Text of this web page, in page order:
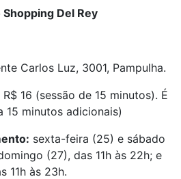
Del Rey
Carlos Luz, 3001, Pampulha.
16 (sessão de 15 minutos). É
15 minutos adicionais)
sexta-feira (25) e sábado
(27), das 11h às 22h; e
11h às 23h.